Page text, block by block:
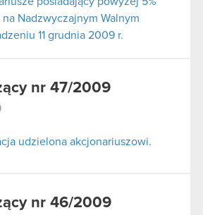
na Nadzwyczajnym Walnym
11 grudnia 2009 r.
nr 47/2009
udzielona akcjonariuszowi.
nr 46/2009